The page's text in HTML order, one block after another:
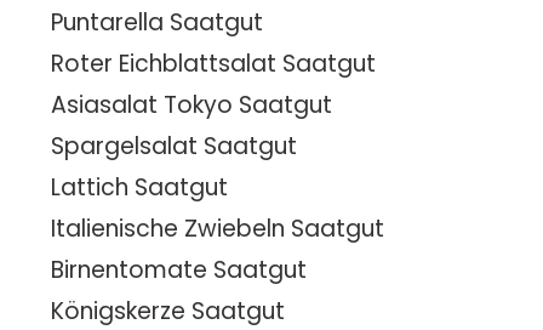
Puntarella Saatgut
Roter Eichblattsalat Saatgut
Asiasalat Tokyo Saatgut
Spargelsalat Saatgut
Lattich Saatgut
Italienische Zwiebeln Saatgut
Birnentomate Saatgut
Königskerze Saatgut